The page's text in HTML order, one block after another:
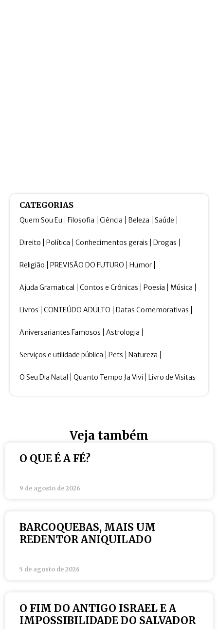
CATEGORIAS
Quem Sou Eu Filosofia Ciência Beleza Saúde
Direito Política Conhecimentos gerais Drogas
Religião PREVISÃO DO FUTURO Humor
Ajuda Gramatical Contos e Crônicas Poesia Música
Livros CONTEÚDO ADULTO Datas Comemorativas
Aniversariantes Famosos Astrologia
Serviços e utilidade pública Pets Natureza
O Seu Dia Natal Quanto Tempo Ja Vivi Livro de Visitas
Veja também
O QUE É A FÉ?
9 de agosto de 2026
BARCOQUEBAS, MAIS UM
REDENTOR ANIQUILADO
5 de agosto de 2026
O FIM DO ANTIGO ISRAEL E A
IMPOSSIBILIDADE DO SALVADOR